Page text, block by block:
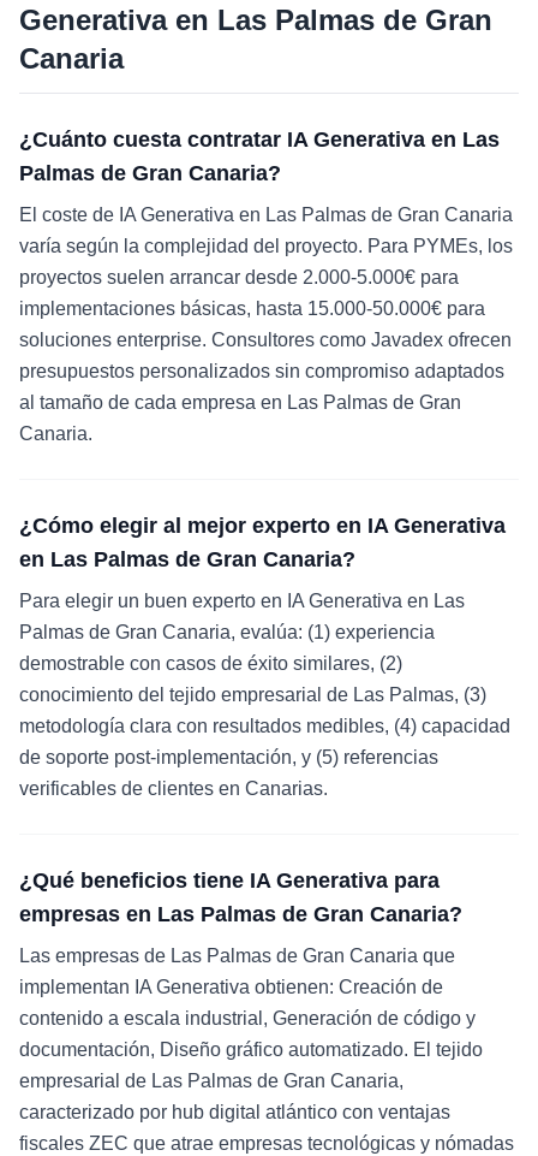
Generativaen Las Palmas de Gran
Canaria
¿Cuánto cuesta contratar IA Generativa en Las
Palmas de Gran Canaria?
El coste de IA Generativa en Las Palmas de Gran Canaria
varía según la complejidad del proyecto. Para PYMEs, los
proyectos suelen arrancar desde 2.000-5.000€ para
implementaciones básicas, hasta 15.000-50.000€ para
soluciones enterprise. Consultores como Javadex ofrecen
presupuestos personalizados sin compromiso adaptados
al tamaño de cada empresa en Las Palmas de Gran
Canaria.
¿Cómo elegir al mejor experto en IA Generativa
en Las Palmas de Gran Canaria?
Para elegir un buen experto en IA Generativa en Las
Palmas de Gran Canaria, evalúa: (1) experiencia
demostrable con casos de éxito similares, (2)
conocimiento del tejido empresarial de Las Palmas, (3)
metodología clara con resultados medibles, (4) capacidad
de soporte post-implementación, y (5) referencias
verificables de clientes en Canarias.
¿Qué beneficios tiene IA Generativa para
empresas en Las Palmas de Gran Canaria?
Las empresas de Las Palmas de Gran Canaria que
implementan IA Generativa obtienen: Creación de
contenido a escala industrial, Generación de código y
documentación, Diseño gráfico automatizado. El tejido
empresarial de Las Palmas de Gran Canaria,
caracterizado por hub digital atlántico con ventajas
fiscales ZEC que atrae empresas tecnológicas y nómadas